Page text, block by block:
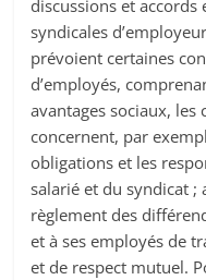
discussions et
syndicales
prévoient certaines
d’employés,
avantages sociaux, les
concernent, par
obligations et les
salarié et du syndicat ;
règlement des
et à ses employés de
et de respect mutuel.